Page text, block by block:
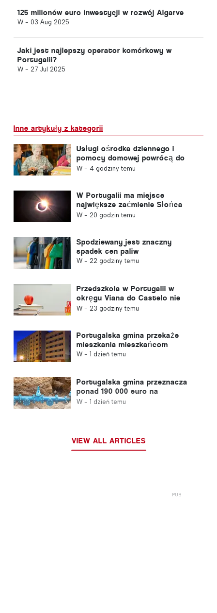
125 milionów euro inwestycji w rozwój Algarve
W - 03 Aug 2025
Jaki jest najlepszy operator komórkowy w
Portugalii?
W - 27 Jul 2025
Inne artykuły z kategorii
Usługi ośrodka dziennego i
pomocy domowej powrócą do
gminy w Portugalii
W - 4 godziny temu
W Portugalii ma miejsce
największe zaćmienie Słońca
tego stulecia
W - 20 godzin temu
Spodziewany jest znaczny
spadek cen paliw
W - 22 godziny temu
Przedszkola w Portugalii w
okręgu Viana do Castelo nie
zostaną zamknięte
W - 23 godziny temu
Portugalska gmina przekaże
mieszkania mieszkańcom
W - 1 dzień temu
Portugalska gmina przeznacza
ponad 190 000 euro na
zaopatrzenie w wodę
W - 1 dzień temu
VIEW ALL ARTICLES